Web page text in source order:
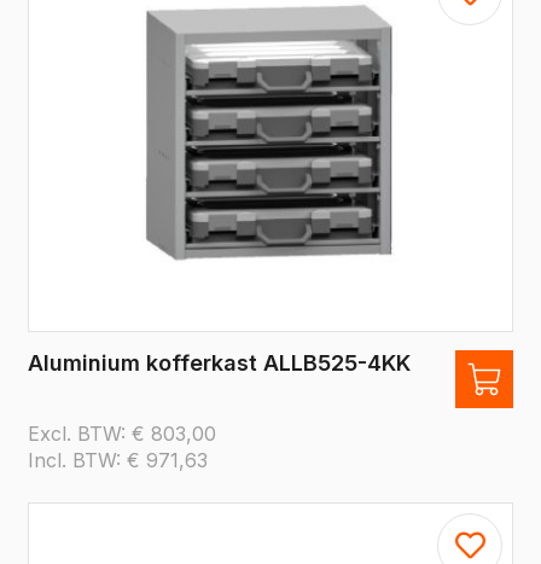
Aluminium kofferkast ALLB525-4KK
Excl. BTW: € 803,00
Incl. BTW: € 971,63